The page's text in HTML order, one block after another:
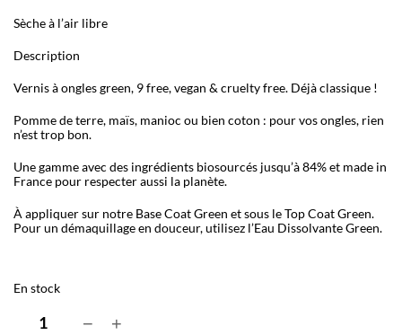
Sèche à l’air libre
Description
Vernis à ongles green, 9 free, vegan & cruelty free. Déjà classique !
Pomme de terre, maïs, manioc ou bien coton : pour vos ongles, rien
n’est trop bon.
Une gamme avec des ingrédients biosourcés jusqu’à 84% et made in
France pour respecter aussi la planète.
À appliquer sur notre Base Coat Green et sous le Top Coat Green.
Pour un démaquillage en douceur, utilisez l’Eau Dissolvante Green.
En stock
− +